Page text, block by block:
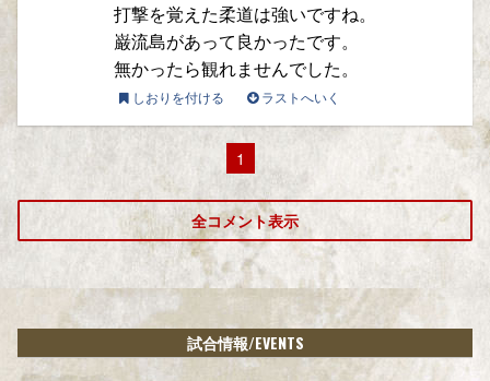
打撃を覚えた柔道は強いですね。
巌流島があって良かったです。
無かったら観れませんでした。
しおりを付ける ラストへいく
1
全コメント表示
試合情報/EVENTS